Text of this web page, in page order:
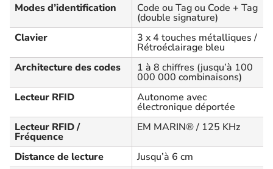
Modes d’identification
Code ou Tag ou Code + Tag
(double signature)
Clavier
3 x 4 touches métalliques /
Rétroéclairage bleu
Architecture des codes
1 à 8 chiffres (jusqu’à 100
000 000 combinaisons)
Lecteur RFID
Autonome avec
électronique déportée
Lecteur RFID /
Fréquence
EM MARIN® / 125 KHz
Distance de lecture
Jusqu’à 6 cm